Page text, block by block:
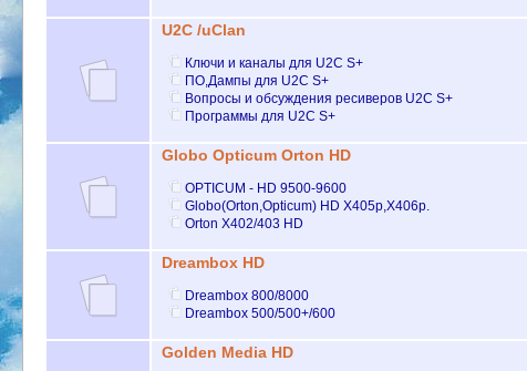
U2C /uClan
Ключи и каналы для U2C S+
ПО,Дампы для U2C S+
Вопросы и обсуждения ресиверов U2C S+
Программы для U2C S+
Globo Opticum Orton HD
OPTICUM - HD 9500-9600
Globo(Orton,Optiсum) HD X405p,X406p.
Orton X402/403 HD
Dreambox HD
Dreambox 800/8000
Dreambox 500/500+/600
Golden Media HD